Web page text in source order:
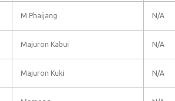
M Phaijang N/A
Majuron Kabui N/A
Majuron Kuki N/A